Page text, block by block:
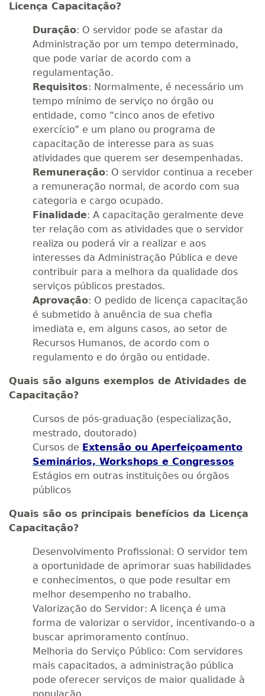
Licença Capacitação?
Duração: O servidor pode se afastar da
Administração por um tempo determinado,
que pode variar de acordo com a
regulamentação.
Requisitos: Normalmente, é necessário um
tempo mínimo de serviço no órgão ou
entidade, como “cinco anos de efetivo
exercício” e um plano ou programa de
capacitação de interesse para as suas
atividades que querem ser desempenhadas.
Remuneração: O servidor continua a receber
a remuneração normal, de acordo com sua
categoria e cargo ocupado.
Finalidade: A capacitação geralmente deve
ter relação com as atividades que o servidor
realiza ou poderá vir a realizar e aos
interesses da Administração Pública e deve
contribuir para a melhora da qualidade dos
serviços públicos prestados.
Aprovação: O pedido de licença capacitação
é submetido à anuência de sua chefia
imediata e, em alguns casos, ao setor de
Recursos Humanos, de acordo com o
regulamento e do órgão ou entidade.
Quais são alguns exemplos de Atividades de
Capacitação?
Cursos de pós-graduação (especialização,
mestrado, doutorado)
Cursos de Extensão ou Aperfeiçoamento
Seminários, Workshops e Congressos
Estágios em outras instituições ou órgãos
públicos
Quais são os principais benefícios da Licença
Capacitação?
Desenvolvimento Profissional: O servidor tem
a oportunidade de aprimorar suas habilidades
e conhecimentos, o que pode resultar em
melhor desempenho no trabalho.
Valorização do Servidor: A licença é uma
forma de valorizar o servidor, incentivando-o a
buscar aprimoramento contínuo.
Melhoria do Serviço Público: Com servidores
mais capacitados, a administração pública
pode oferecer serviços de maior qualidade à